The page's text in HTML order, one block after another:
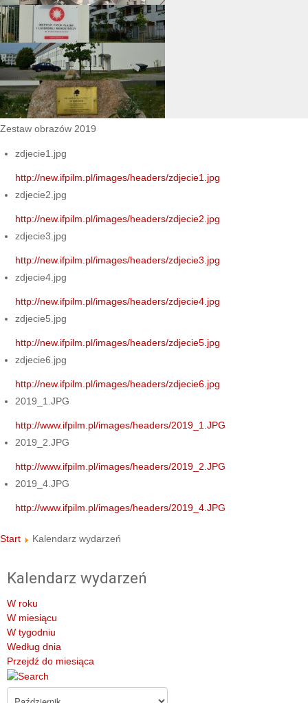
Zestaw obrazów 2019
zdjecie1.jpg
http://new.ifpilm.pl/images/headers/zdjecie1.jpg
zdjecie2.jpg
http://new.ifpilm.pl/images/headers/zdjecie2.jpg
zdjecie3.jpg
http://new.ifpilm.pl/images/headers/zdjecie3.jpg
zdjecie4.jpg
http://new.ifpilm.pl/images/headers/zdjecie4.jpg
zdjecie5.jpg
http://new.ifpilm.pl/images/headers/zdjecie5.jpg
zdjecie6.jpg
http://new.ifpilm.pl/images/headers/zdjecie6.jpg
2019_1.JPG
http://www.ifpilm.pl/images/headers/2019_1.JPG
2019_2.JPG
http://www.ifpilm.pl/images/headers/2019_2.JPG
2019_4.JPG
http://www.ifpilm.pl/images/headers/2019_4.JPG
Start Kalendarz wydarzeń
Kalendarz wydarzeń
W roku
W miesiącu
W tygodniu
Według dnia
Przejdź do miesiąca